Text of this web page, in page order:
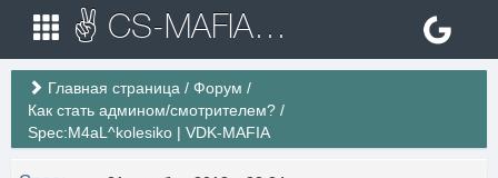
✌ CS-MAFIA.RU ✌ Игровые сервера Counter Strike 1.6
Главная страница / Форум /
Как стать админом/смотрителем? /
Spec:M4aL^kolesiko | VDK-MAFIA